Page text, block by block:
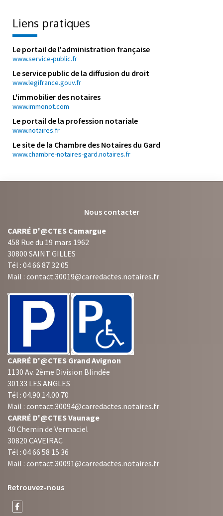
Liens pratiques
Le portail de l'administration française
www.service-public.fr
Le service public de la diffusion du droit
www.legifrance.gouv.fr
L'immobilier des notaires
www.immonot.com
Le portail de la profession notariale
www.notaires.fr
Le site de la Chambre des Notaires du Gard
www.chambre-notaires-gard.notaires.fr
Nous contacter
CARRÉ D'@CTES Camargue
458 Rue du 19 mars 1962
30800 SAINT GILLES
Tél : 04 66 87 32 05
Mail : contact.30019@carredactes.notaires.fr
CARRÉ D'@CTES Grand Avignon
1130 Av. 2ème Division Blindée
30133 LES ANGLES
Tél : 04.90.14.00.70
Mail : contact.30094@carredactes.notaires.fr
CARRÉ D'@CTES Vaunage
40 Chemin de Vermaciel
30820 CAVEIRAC
Tél : 04 66 58 15 36
Mail : contact.30091@carredactes.notaires.fr
Retrouvez-nous